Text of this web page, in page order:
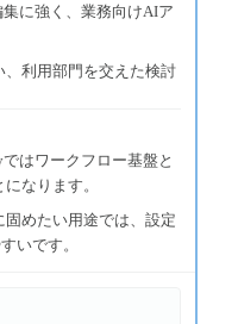
に強く、業務向けAIア
利用部門を交えた検討
はワークフロー基盤と
なります。
めたい用途では、設定
いです。